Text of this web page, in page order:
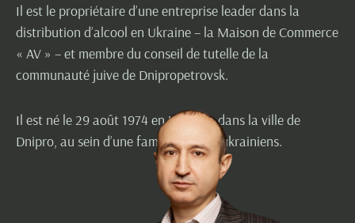
Il est le propriétaire d’une entreprise leader dans la
distribution d’alcool en Ukraine – la Maison de Commerce
« AV » – et membre du conseil de tutelle de la
communauté juive de Dnipropetrovsk.
Il est né le 29 août 1974 en Ukraine, dans la ville de
Dnipro, au sein d’une famille de juifs ukrainiens.